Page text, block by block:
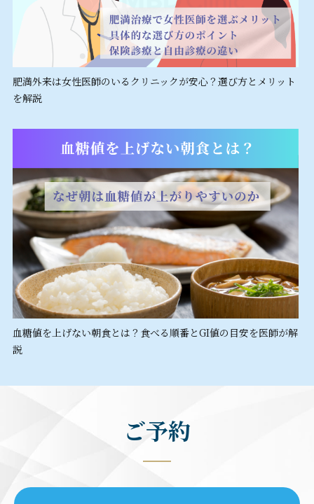
肥満外来は女性医師のいるクリニックが安心？選び方とメリット
を解説
血糖値を上げない朝食とは？食べる順番とGI値の目安を医師が解
説
ご予約